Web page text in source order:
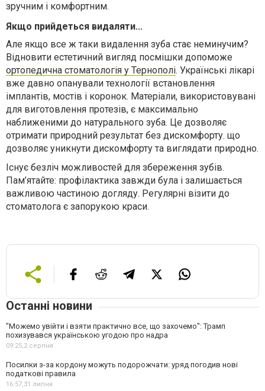
зручним і комфортним.
Якщо прийдеться видаляти...
Але якщо все ж таки видалення зуба стає неминучим?
Відновити естетичний вигляд посмішки допоможе
ортопедична стоматологія у Тернополі. Українські лікарі
вже давно опанували технології встановлення
імплантів, мостів і коронок. Матеріали, використовувані
для виготовлення протезів, є максимально
наближеними до натурального зуба. Це дозволяє
отримати природний результат без дискомфорту. що
дозволяє уникнути дискомфорту та виглядати природно.
Існує безліч можливостей для збереження зубів.
Пам’ятайте: профілактика завжди була і залишається
важливою частиною догляду. Регулярні візити до
стоматолога є запорукою краси.
Останні новини
"Можемо увійти і взяти практично все, що захочемо": Трамп
похизувався українською угодою про надра
09:25,2 серпня
Посилки з-за кордону можуть подорожчати: уряд погодив нові
податкові правила
16:57,31 липня